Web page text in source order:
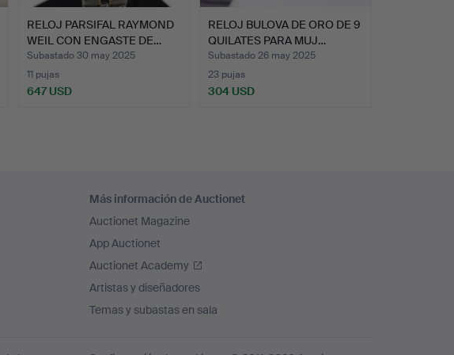
RELOJ PARSIFAL RAYMOND
WEIL CON ENGASTE DE…
Subastado 30 may 2025
11 pujas
647 USD
RELOJ BULOVA DE ORO DE 9
QUILATES PARA MUJ…
Subastado 26 may 2025
23 pujas
304 USD
Más información de Auctionet
Auctionet Magazine
App Auctionet
Auctionet Academy
Artistas y diseñadores
Temas y subastas en sala